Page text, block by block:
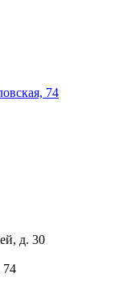
74
д. 30
74